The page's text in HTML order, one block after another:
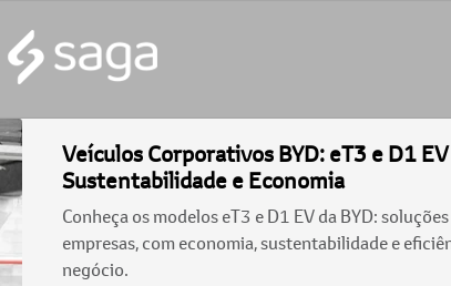
Veículos Corporativos BYD: eT3 e D1
Sustentabilidade e Economia
Conheça os modelos eT3 e D1 EV da BYD:
empresas, com economia, sustentabilidade e
negócio.